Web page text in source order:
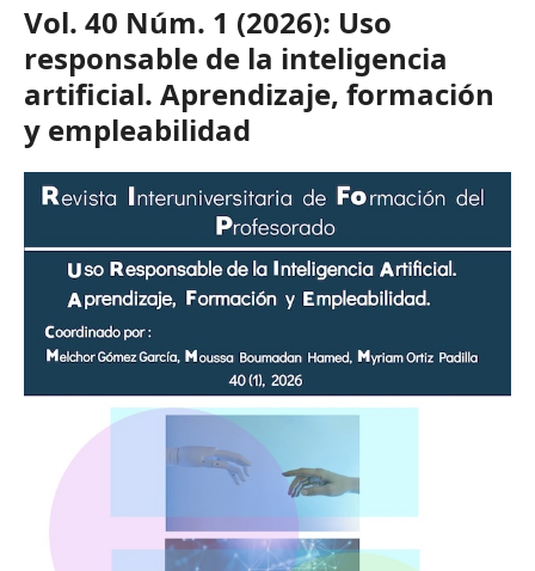
Vol. 40 Núm. 1 (2026): Uso
responsable de la inteligencia
artificial. Aprendizaje, formación
y empleabilidad